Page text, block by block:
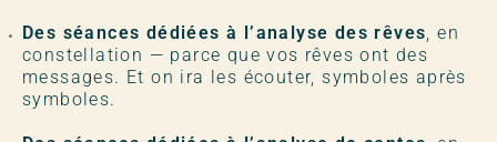
Des séances dédiées à l’analyse des rêves, en
constellation — parce que vos rêves ont des
messages. Et on ira les écouter, symboles après
symboles.